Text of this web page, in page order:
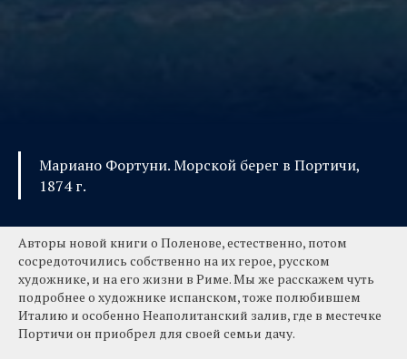
Мариано Фортуни. Морской берег в Портичи,
1874 г.
​Авторы новой книги о Поленове, естественно, потом
сосредоточились собственно на их герое, русском
художнике, и на его жизни в Риме. Мы же расскажем чуть
подробнее о художнике испанском, тоже полюбившем
Италию и особенно Неаполитанский залив, где в местечке
Портичи он приобрел для своей семьи дачу.